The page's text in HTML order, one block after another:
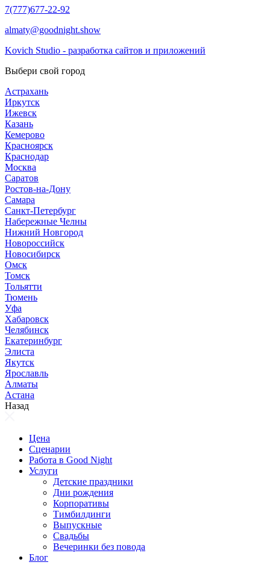
7(777)677-22-92
almaty@goodnight.show
Kovich Studio - разработка сайтов и приложений
Выбери свой город
Астрахань
Иркутск
Ижевск
Казань
Кемерово
Красноярск
Краснодар
Москва
Саратов
Ростов-на-Дону
Самара
Санкт-Петербург
Набережные Челны
Нижний Новгород
Новороссийск
Новосибирск
Омск
Томск
Тольятти
Тюмень
Уфа
Хабаровск
Челябинск
Екатеринбург
Элиста
Якутск
Ярославль
Алматы
Астана
Назад
Цена
Сценарии
Работа в Good Night
Услуги
Детские праздники
Дни рождения
Корпоративы
Тимбилдинги
Выпускные
Свадьбы
Вечеринки без повода
Блог